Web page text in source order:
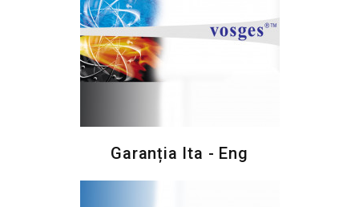
Garanția Ita - Eng